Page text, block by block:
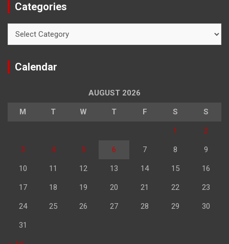
Categories
Calendar
AUGUST 2026
M T W T F S S
1 2
3 4 5 6 7 8 9
10 11 12 13 14 15 16
17 18 19 20 21 22 23
24 25 26 27 28 29 30
31